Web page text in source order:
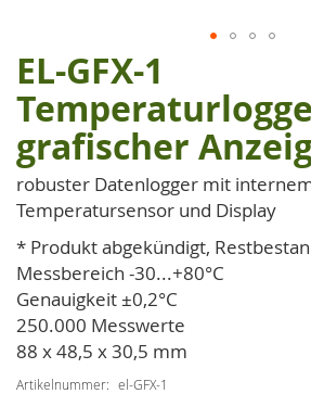
Zum
Anfang
der
Bildgalerie
springen
EL-GFX-1
grafischer
robuster Datenlogger mit
Temperatursensor und Display
* Produkt abgekündigt,
Messbereich -30...+80°C
Genauigkeit ±0,2°C
250.000 Messwerte
88 x 48,5 x 30,5 mm
Artikelnummer el-GFX-1